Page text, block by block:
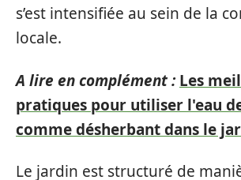
s’est intensifiée au sein de la
locale.
A lire en complément : Les
pratiques pour utiliser l'eau
comme désherbant dans le
Le jardin est structuré de